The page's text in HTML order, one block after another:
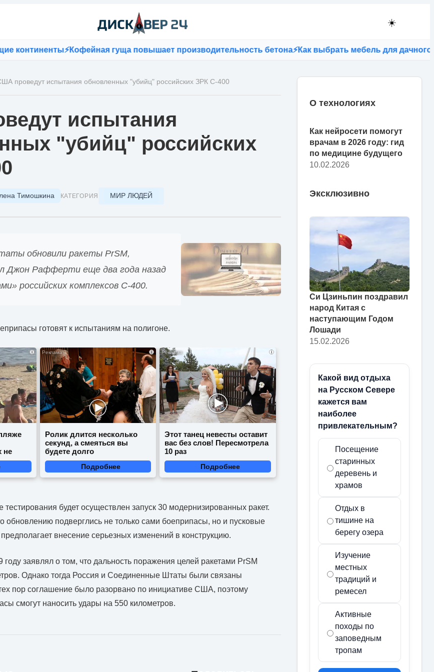
☀️
⚡Кофейная гуща повышает производительность бетона⚡Как выбрать мебель для дачного
проведут испытания обновленных "убийц" российских ЗРК С-400
испытания
"убийц" российских
Тимошкина КАТЕГОРИЯ МИР ЛЮДЕЙ
обновили ракеты PrSM,
Джон Рафферти еще два года назад
российских комплексов С-400.
готовят к испытаниям на полигоне.
i
не
i
Ролик длится несколько
секунд, а смеяться вы
будете долго
Подробнее
i
Этот танец невесты оставит
вас без слов! Пересмотрела
10 раз
Подробнее
тестирования будет осуществлен запуск 30 модернизированных ракет.
обновлению подверглись не только сами боеприпасы, но и пусковые
внесение серьезных изменений в конструкцию.
заявлял о том, что дальность поражения целей ракетами PrSM
Однако тогда Россия и Соединенные Штаты были связаны
пор соглашение было разорвано по инициативе США, поэтому
смогут наносить удары на 550 километров.
О технологиях
Как нейросети помогут
врачам в 2026 году: гид
по медицине будущего
10.02.2026
Эксклюзивно
Си Цзиньпин поздравил
народ Китая с
наступающим Годом
Лошади
15.02.2026
Какой вид отдыха
на Русском Севере
кажется вам
наиболее
привлекательным?
Посещение
старинных
деревень и
храмов
Отдых в
тишине на
берегу озера
Изучение
местных
традиций и
ремесел
Активные
походы по
заповедным
тропам